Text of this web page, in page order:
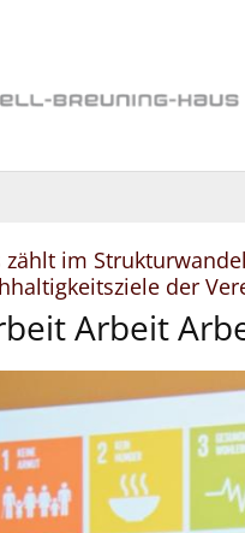
zählt im
der
Arbeit